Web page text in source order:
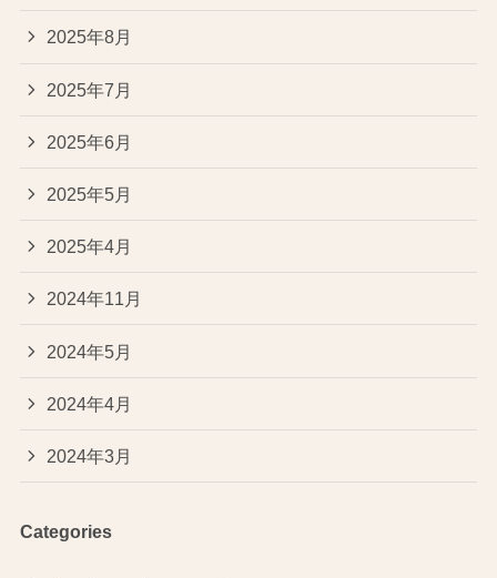
2025年8月
2025年7月
2025年6月
2025年5月
2025年4月
2024年11月
2024年5月
2024年4月
2024年3月
Categories